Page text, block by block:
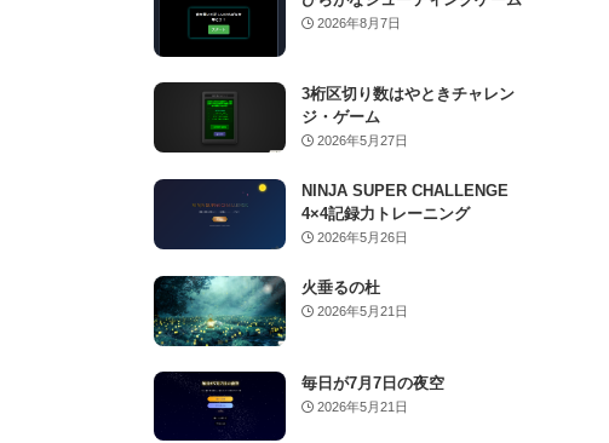
2026年8月7日
3桁区切り数はやときチャレン
ジ・ゲーム
2026年5月27日
NINJA SUPER CHALLENGE
4×4記録力トレーニング
2026年5月26日
火垂るの杜
2026年5月21日
毎日が7月7日の夜空
2026年5月21日